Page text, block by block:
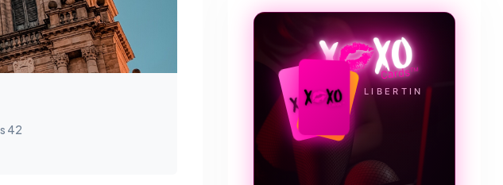
42
✨
LE JEU LIBERTIN